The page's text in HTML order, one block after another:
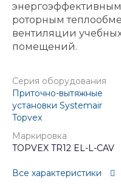
роторным
вентиляции
помещений.
Серия оборудования
Приточно-вытяжные
установки Systemair
Topvex
Маркировка
TOPVEX TR12 EL-L-CAV
Все характеристики